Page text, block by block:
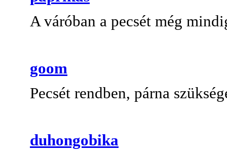
A váróban a pecsét még
goom
Pecsét rendben, párna
duhongobika